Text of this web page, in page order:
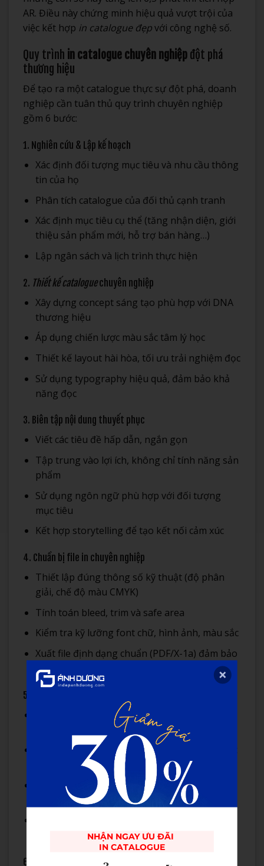
AR. Điều này chứng minh hiệu quả vượt trội của
việc kết hợp in catalogue đẹpvới công nghệ số.
Quy trình in catalogue chuyên nghiệp đột phá
thương hiệu
Để tạo ra một catalogue thực sự đột phá, doanh
nghiệp cần tuân thủ quy trình chuyên nghiệp
gồm 6 bước:
1. Nghiên cứu & Lập kế hoạch
Xác định đối tượng mục tiêu và nhu cầu thông
tin của họ
Phân tích catalogue của đối thủ cạnh tranh
Xác định mục tiêu cụ thể (tăng nhận diện, giới
thiệu sản phẩm mới, hỗ trợ bán hàng…)
Lập ngân sách và lịch trình thực hiện
2. Thiết kế cataloguechuyên nghiệp
Xây dựng concept sáng tạo phù hợp với DNA
thương hiệu
Áp dụng chiến lược màu sắc tâm lý học
Thiết kế layout hài hòa, tối ưu trải nghiệm đọc
Sử dụng typography hiệu quả, đảm bảo khả
năng đọc
3. Biên tập nội dung thuyết phục
Viết các tiêu đề hấp dẫn, ngắn gọn
Tập trung vào lợi ích, không chỉ tính năng sản
phẩm
Sử dụng ngôn ngữ phù hợp với đối tượng
mục tiêu
Kết hợp storytelling để tạo kết nối cảm xúc
4. Chuẩn bị file in chuyên nghiệp
Thiết lập đúng thông số kỹ thuật (độ phân
giải, chế độ màu CMYK)
Tính toán bleed, trim và safe area
Kiểm tra kỹ lưỡng font chữ, hình ảnh, màu sắc
Xuất file định dạng chuẩn (PDF/X-1a) đảm bảo
chất lượng in
5. Lựa chọn công nghệ in & chất liệu
Xác định công nghệ in phù hợp (offset, kỹ
thuật số, UV 3D…)
Chọn loại giấy và định lượng phù hợp với mục
đích sử dụng
Quyết định các hiệu ứng hoàn thiện (cán
màng, ép kim, UV cục bộ…)
trị thương hiệu
6. Kiểm tra & hoàn thiện
NHẬN NGAY ƯU ĐÃI
IN CATALOGUE